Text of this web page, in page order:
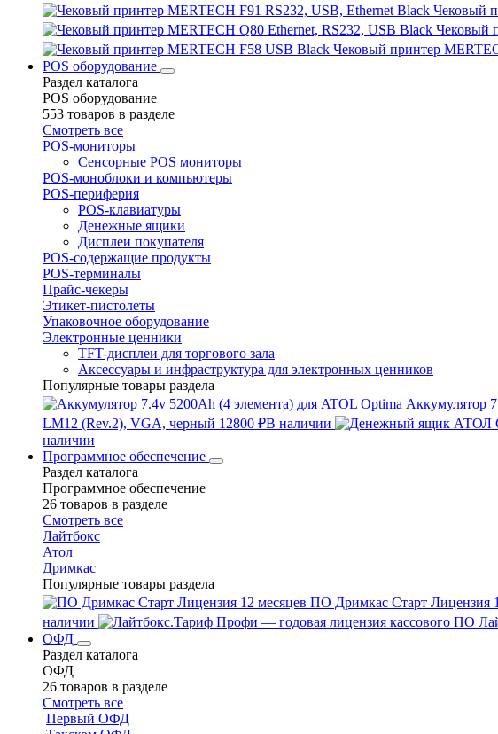
Чековый
Чековый
Чековый принтер
POS оборудование
Раздел каталога
POS оборудование
553 товаров в разделе
Смотреть все
POS-мониторы
Сенсорные POS мониторы
POS-моноблоки и компьютеры
POS-периферия
POS-клавиатуры
Денежные ящики
Дисплеи покупателя
POS-содержащие продукты
POS-терминалы
Прайс-чекеры
Этикет-пистолеты
Упаковочное оборудование
Электронные ценники
TFT-дисплеи для торгового зала
Аксессуары и инфраструктура для электронных ценников
Популярные товары раздела
Аккумулятор
LM12 (Rev.2), VGA, черный 12800 ₽В наличии
наличии
Программное обеспечение
Раздел каталога
Программное обеспечение
26 товаров в разделе
Смотреть все
Лайтбокс
Атол
Дримкас
Популярные товары раздела
ПО Дримкас Старт Лицензия
наличии
ОФД
Раздел каталога
ОФД
26 товаров в разделе
Смотреть все
Первый ОФД